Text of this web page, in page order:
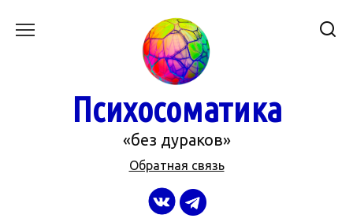
Психосоматика
«без дураков»
Обратная связь